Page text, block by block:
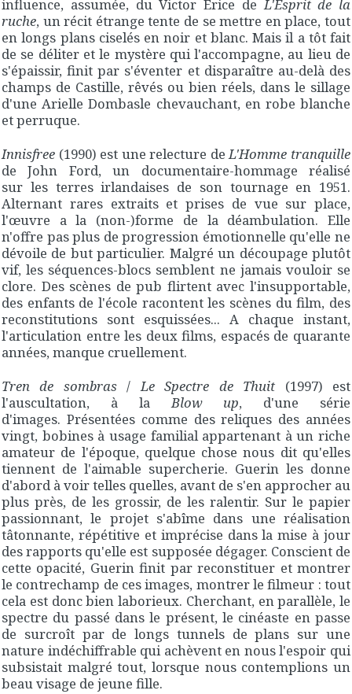
influence, assumée, du Victor Erice deL'Esprit de la
ruche, un récit étrange tente de se mettre en place, tout
en longs plans ciselés en noir et blanc. Mais il a tôt fait
de se déliter et le mystère qui l'accompagne, au lieu de
s'épaissir, finit par s'éventer et disparaître au-delà des
champs de Castille, rêvés ou bien réels, dans le sillage
d'une Arielle Dombasle chevauchant, en robe blanche
et perruque.
Innisfree (1990) est une relecture deL'Homme tranquille
de John Ford, un documentaire-hommage réalisé
sur les terres irlandaises de son tournage en 1951.
Alternant rares extraits et prises de vue sur place,
l'œuvre a la (non-)forme de la déambulation. Elle
n'offre pas plus de progression émotionnelle qu'elle ne
dévoile de but particulier. Malgré un découpage plutôt
vif, les séquences-blocs semblent ne jamais vouloir se
clore. Des scènes de pub flirtent avec l'insupportable,
des enfants de l'école racontent les scènes du film, des
reconstitutions sont esquissées... A chaque instant,
l'articulation entre les deux films, espacés de quarante
années, manque cruellement.
Tren de sombras/Le Spectre de Thuit (1997) est
l'auscultation, à laBlow up, d'une série
d'images. Présentées comme des reliques des années
vingt, bobines à usage familial appartenant à un riche
amateur de l'époque, quelque chose nous dit qu'elles
tiennent de l'aimable supercherie. Guerin les donne
d'abord à voir telles quelles, avant de s'en approcher au
plus près, de les grossir, de les ralentir. Sur le papier
passionnant, le projet s'abîme dans une réalisation
tâtonnante, répétitive et imprécise dans la mise à jour
des rapports qu'elle est supposée dégager. Conscient de
cette opacité, Guerin finit par reconstituer et montrer
le contrechamp de ces images, montrer le filmeur : tout
cela est donc bien laborieux. Cherchant, en parallèle, le
spectre du passé dans le présent, le cinéaste en passe
de surcroît par de longs tunnels de plans sur une
nature indéchiffrable qui achèvent en nous l'espoir qui
subsistait malgré tout, lorsque nous contemplions un
beau visage de jeune fille.